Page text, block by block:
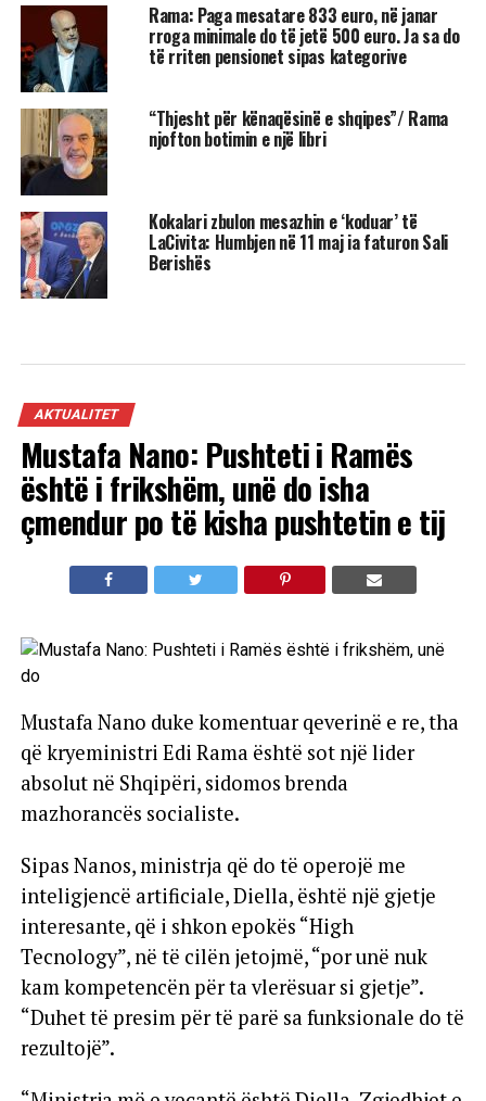
Rama: Paga mesatare 833 euro, në janar
rroga minimale do të jetë 500 euro. Ja sa do
të rriten pensionet sipas kategorive
“Thjesht për kënaqësinë e shqipes”/ Rama
njofton botimin e një libri
Kokalari zbulon mesazhin e ‘koduar’ të
LaCivita: Humbjen në 11 maj ia faturon Sali
Berishës
AKTUALITET
Mustafa Nano: Pushteti i Ramës
është i frikshëm, unë do isha
çmendur po të kisha pushtetin e tij
Mustafa Nano duke komentuar qeverinë e re, tha
që kryeministri Edi Rama është sot një lider
absolut në Shqipëri, sidomos brenda
mazhorancës socialiste.
Sipas Nanos, ministrja që do të operojë me
inteligjencë artificiale, Diella, është një gjetje
interesante, që i shkon epokës “High
Tecnology”, në të cilën jetojmë, “por unë nuk
kam kompetencën për ta vlerësuar si gjetje”.
“Duhet të presim për të parë sa funksionale do të
rezultojë”.